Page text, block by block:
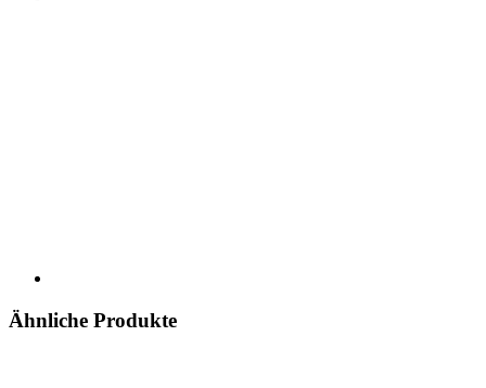
Ähnliche Produkte